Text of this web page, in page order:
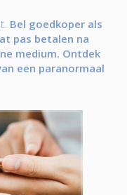
Bel goedkoper als
pas betalen na
medium. Ontdek
een paranormaal